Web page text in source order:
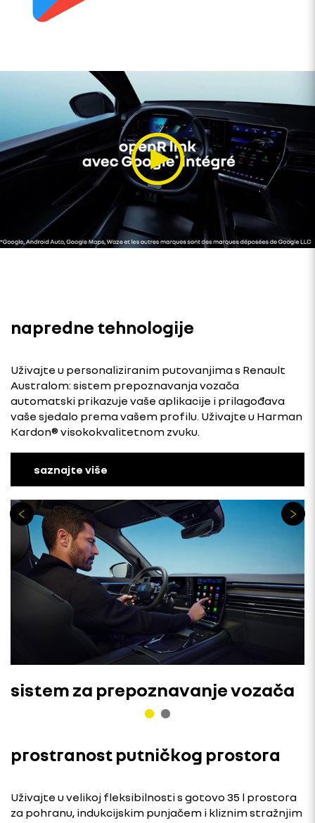
napredne tehnologije
Uživajte u personaliziranim putovanjima s Renault
Australom: sistem prepoznavanja vozača
automatski prikazuje vaše aplikacije i prilagođava
vaše sjedalo prema vašem profilu. Uživajte u Harman
Kardon® visokokvalitetnom zvuku.
saznajte više
sistem za prepoznavanje vozača
prostranost putničkog prostora
Uživajte u velikoj fleksibilnosti s gotovo 35 l prostora
za pohranu, indukcijskim punjačem i kliznim stražnjim